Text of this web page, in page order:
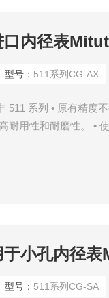
口内径表
型号： 511系列CG-AX
511 系列 • 原有精度
耐用性和耐磨性。 •
都是选件。
于小孔内径
型号： 511系列CG-SA